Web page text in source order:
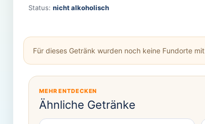
Status: nicht alkoholisch
Für dieses Getränk wurden noch keine Fundorte
MEHR ENTDECKEN
Ähnliche Getränke